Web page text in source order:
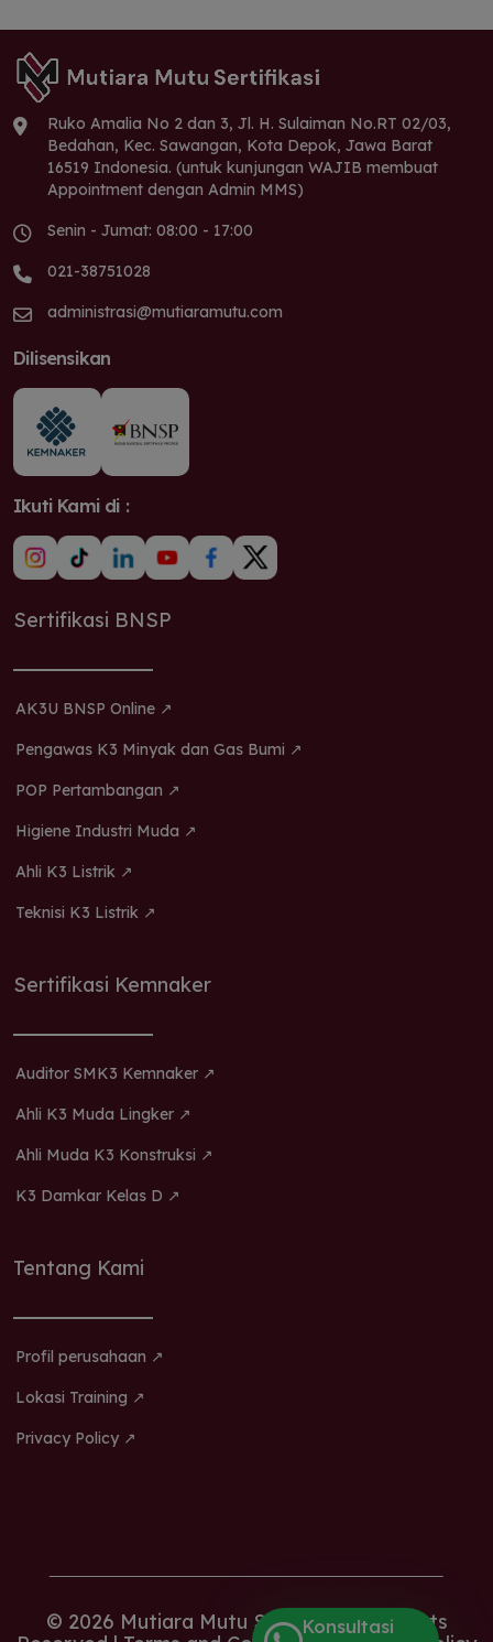
Ruko Amalia No 2 dan 3, Jl. H. Sulaiman No.RT 02/03,
Bedahan, Kec. Sawangan, Kota Depok, Jawa Barat
16519 Indonesia. (untuk kunjungan WAJIB membuat
Appointment dengan Admin MMS)
Senin - Jumat: 08:00 - 17:00
021-38751028
administrasi@mutiaramutu.com
Dilisensikan
Ikuti Kami di :
Sertifikasi BNSP
AK3U BNSP Online ↗
Pengawas K3 Minyak dan Gas Bumi ↗
POP Pertambangan ↗
Higiene Industri Muda ↗
Ahli K3 Listrik ↗
Teknisi K3 Listrik ↗
Sertifikasi Kemnaker
Auditor SMK3 Kemnaker ↗
Ahli K3 Muda Lingker ↗
Ahli Muda K3 Konstruksi ↗
K3 Damkar Kelas D ↗
Tentang Kami
Profil perusahaan ↗
Lokasi Training ↗
Privacy Policy ↗
© 2026 Mutiara Mutu Sertifikasi. All Rights
Konsultasi